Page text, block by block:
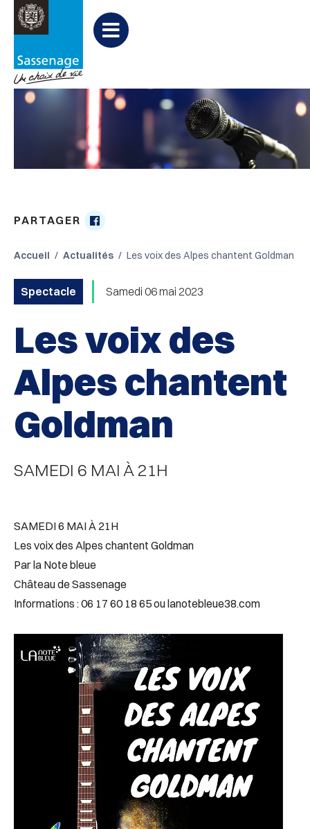
Aller à la recherche
PARTAGER Partager
Facebook
Accueil Actualités Les voix des Alpes chantent Goldman
Spectacle Samedi 06 mai 2023
Les voix des
Alpes chantent
Goldman
SAMEDI 6 MAI À 21H
SAMEDI 6 MAI À 21H
Les voix des Alpes chantent Goldman
Par la Note bleue
Château de Sassenage
Informations : 06 17 60 18 65 ou lanotebleue38.com